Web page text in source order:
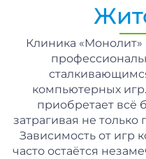
Клиника
компьютерных
приобретает всё
затрагивая не только
Зависимость от игр
часто остаётся